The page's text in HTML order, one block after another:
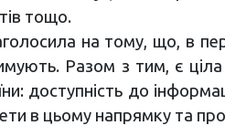
тощо.
на тому, що, в
Разом з тим, є
доступність до
в цьому напрямку та